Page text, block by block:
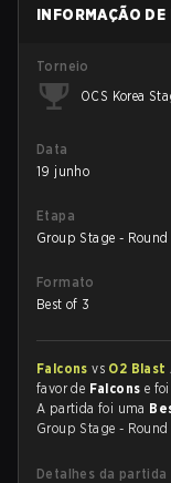
INFORMAÇÃO DE
Torneio
OCS Korea
Data
19 junho
Etapa
Group Stage - Round
Formato
Best of 3
Falconsvs O2 Blast
favor de Falcons e
A partida foi uma
Group Stage - Round
Detalhes da partida